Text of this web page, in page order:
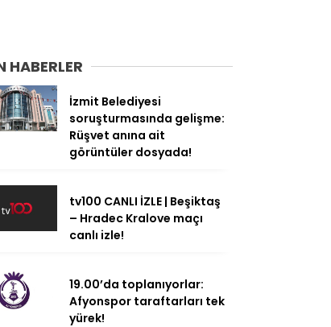
HABERLER
İzmit Belediyesi
soruşturmasında gelişme:
Rüşvet anına ait
görüntüler dosyada!
tv100 CANLI İZLE | Beşiktaş
– Hradec Kralove maçı
canlı izle!
19.00’da toplanıyorlar:
Afyonspor taraftarları tek
yürek!